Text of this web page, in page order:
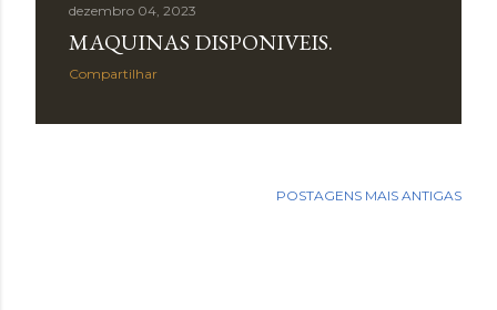
dezembro 04, 2023
MAQUINAS DISPONIVEIS.
Compartilhar
POSTAGENS MAIS ANTIGAS